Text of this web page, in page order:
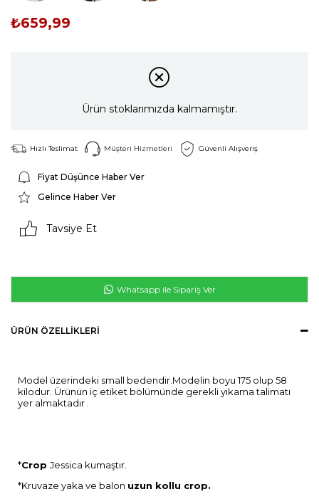
₺659,99
Ürün stoklarımızda kalmamıştır.
Hızlı Teslimat Müşteri Hizmetleri Güvenli Alışveriş
Fiyat Düşünce Haber Ver
Gelince Haber Ver
Tavsiye Et
Whatsapp ile Sipariş Ver
ÜRÜN ÖZELLIKLERI
Model üzerindeki small bedendir.Modelin boyu 175 olup 58
kilodur. Ürünün iç etiket bölümünde gerekli yıkama talimatı
yer almaktadır .
*Crop Jessica kumaştır.
*Kruvaze yaka ve balon uzun kollu crop.